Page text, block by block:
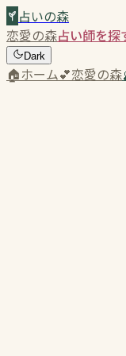
占いの森
恋愛の森占い師を探
Dark
🏠ホーム💕恋愛の森